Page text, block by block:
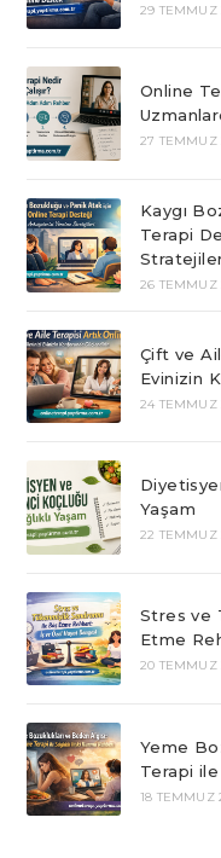
29 TEMMUZ
Online
27 TEMMUZ
Kaygı
Terapi
26 TEMMUZ
Çift ve
Evinizin
24 TEMMUZ
Yaşam
22 TEMMUZ
Stres ve
Etme
20 TEMMUZ
Yeme
Terapi ile
18 TEMMUZ